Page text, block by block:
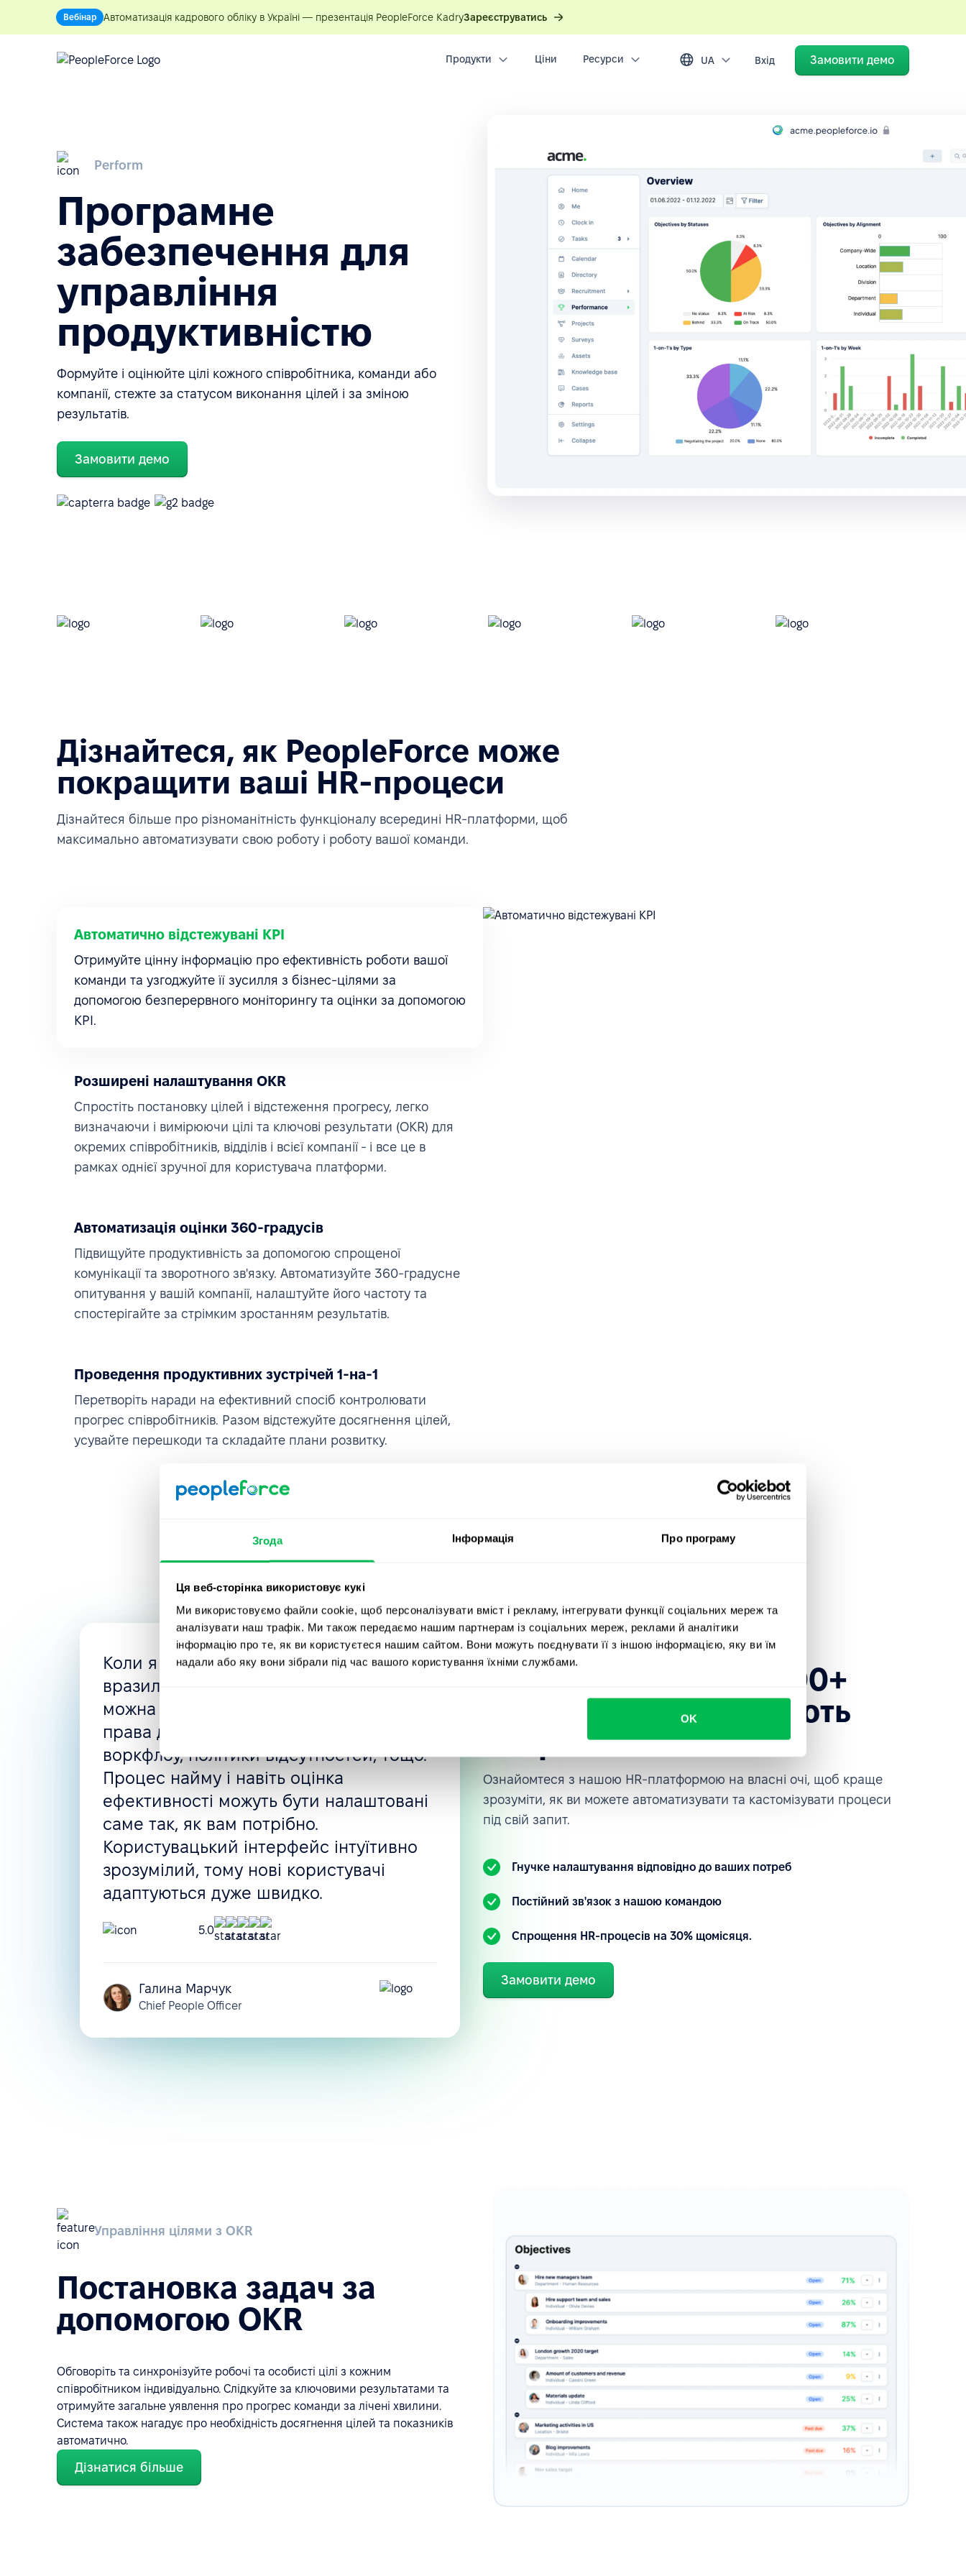
Згода Інформація Про програму
Ця веб-сторінка використовує кукі
Ми використовуємо файли cookie, щоб персоналізувати вміст і рекламу, інтегрувати функції соціальних мереж та
аналізувати наш трафік. Ми також передаємо нашим партнерам із соціальних мереж, реклами й аналітики
інформацію про те, як ви користуєтеся нашим сайтом. Вони можуть поєднувати її з іншою інформацією, яку ви їм
надали або яку вони зібрали під час вашого користування їхніми службами.
OK
Вебінар Автоматизація кадрового обліку в Україні — презентація PeopleForce KadryЗареєструватись
Продукти Ціни Ресурси UA Вхід Замовити демо
Perform
Програмне
забезпечення для
управління
продуктивністю
Формуйте і оцінюйте цілі кожного співробітника, команди або
компанії, стежте за статусом виконання цілей і за зміною
результатів.
Замовити демо
Дізнайтеся, як PeopleForce може
покращити ваші HR-процеси
Дізнайтеся більше про різноманітність функціоналу всередині HR-платформи, щоб
максимально автоматизувати свою роботу і роботу вашої команди.
Автоматично відстежувані KPI
Отримуйте цінну інформацію про ефективність роботи вашої
команди та узгоджуйте її зусилля з бізнес-цілями за
допомогою безперервного моніторингу та оцінки за допомогою
KPI.
Розширені налаштування OKR
Спростіть постановку цілей і відстеження прогресу, легко
визначаючи і вимірюючи цілі та ключові результати (OKR) для
окремих співробітників, відділів і всієї компанії - і все це в
рамках однієї зручної для користувача платформи.
Автоматизація оцінки 360-градусів
Підвищуйте продуктивність за допомогою спрощеної
комунікації та зворотного зв'язку. Автоматизуйте 360-градусне
опитування у вашій компанії, налаштуйте його частоту та
спостерігайте за стрімким зростанням результатів.
Проведення продуктивних зустрічей 1-на-1
Перетворіть наради на ефективний спосіб контролювати
прогрес співробітників. Разом відстежуйте досягнення цілей,
усувайте перешкоди та складайте плани розвитку.
Коли я шукала нову HRMS, мене
вразила гнучкість PeopleForce, в якій
можна створити все, що потрібно:
права доступу, автоматизовані
воркфлоу, політики відсутностей, тощо.
Процес найму і навіть оцінка
ефективності можуть бути налаштовані
саме так, як вам потрібно.
Користувацький інтерфейс інтуїтивно
зрозумілий, тому нові користувачі
адаптуються дуже швидко.
5.0
Галина Марчук
Chief People Officer
Приєднуйтесь до 1600+
компаній, які довіряють
PeopleForce
Ознайомтеся з нашою HR-платформою на власні очі, щоб краще
зрозуміти, як ви можете автоматизувати та кастомізувати процеси
під свій запит.
Гнучке налаштування відповідно до ваших потреб
Постійний зв'язок з нашою командою
Спрощення HR-процесів на 30% щомісяця.
Замовити демо
Управління цілями з ОКR
Постановка задач за
допомогою OKR
Обговоріть та синхронізуйте робочі та особисті цілі з кожним
співробітником індивідуально. Слідкуйте за ключовими результатами та
отримуйте загальне уявлення про прогрес команди за лічені хвилини.
Система також нагадує про необхідність досягнення цілей та показників
автоматично.
Дізнатися більше